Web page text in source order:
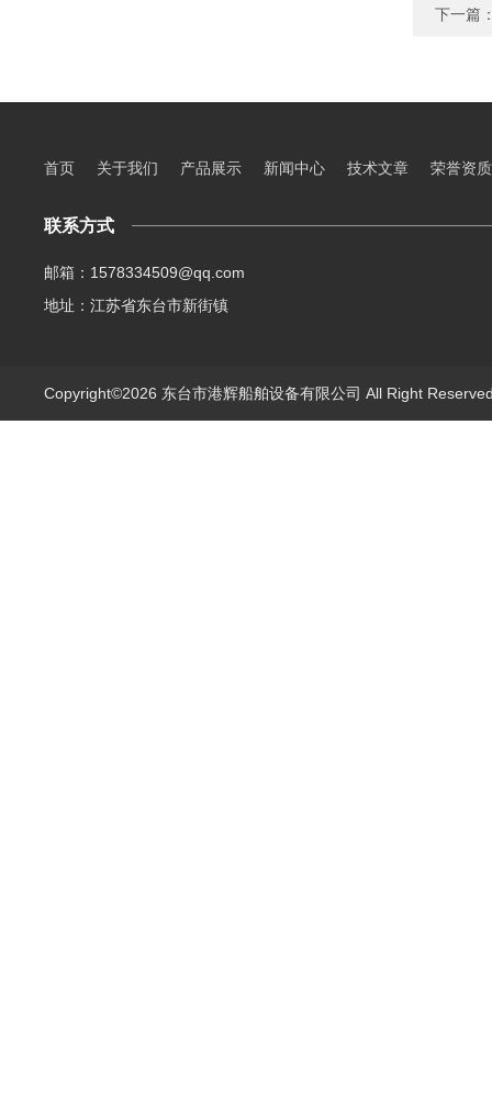
下一篇
首页 关于我们 产品展示 新闻中心 技术文章 荣誉资质
联系方式
邮箱：1578334509@qq.com
地址：江苏省东台市新街镇
Copyright©2026 东台市港辉船舶设备有限公司 All Right